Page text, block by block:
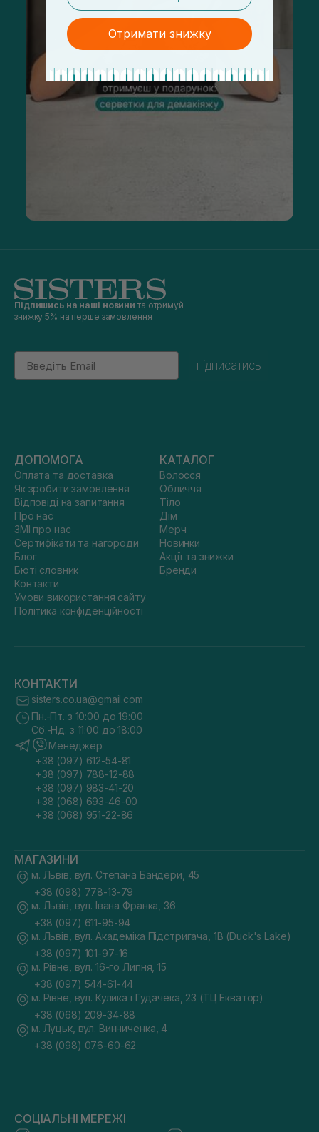
Підпишись на наші новини та отримуй
знижку 5% на перше замовлення
Email
підписатись
ДОПОМОГА
Оплата та доставка
Як зробити замовлення
Відповіді на запитання
Про нас
ЗМІ про нас
Сертифікати та нагороди
Блог
Бюті словник
Контакти
Умови використання сайту
Політика конфіденційності
КАТАЛОГ
Волосся
Обличчя
Тіло
Дім
Мерч
Новинки
Акції та знижки
Бренди
КОНТАКТИ
sisters.co.ua@gmail.com
Пн.-Пт. з 10:00 до 19:00
Сб.-Нд. з 11:00 до 18:00
Менеджер
+38 (097) 612-54-81
+38 (097) 788-12-88
+38 (097) 983-41-20
+38 (068) 693-46-00
+38 (068) 951-22-86
МАГАЗИНИ
м. Львів, вул. Степана Бандери, 45
+38 (098) 778-13-79
м. Львів, вул. Івана Франка, 36
+38 (097) 611-95-94
м. Львів, вул. Академіка Підстригача, 1В (Duck's Lake)
+38 (097) 101-97-16
м. Рівне, вул. 16-го Липня, 15
+38 (097) 544-61-44
м. Рівне, вул. Кулика і Гудачека, 23 (ТЦ Екватор)
+38 (068) 209-34-88
м. Луцьк, вул. Винниченка, 4
+38 (098) 076-60-62
СОЦІАЛЬНІ МЕРЕЖІ
Отримати знижку